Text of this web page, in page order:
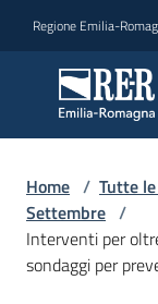
Regione Emilia-
Novità
Home / Tutte
Settembre /
Interventi per
sondaggi per